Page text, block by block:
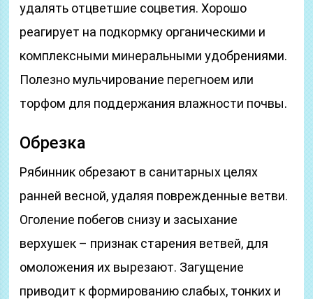
удалять отцветшие соцветия. Хорошо
реагирует на подкормку органическими и
комплексными минеральными удобрениями.
Полезно мульчирование перегноем или
торфом для поддержания влажности почвы.
Обрезка
Рябинник обрезают в санитарных целях
ранней весной, удаляя поврежденные ветви.
Оголение побегов снизу и засыхание
верхушек – признак старения ветвей, для
омоложения их вырезают. Загущение
приводит к формированию слабых, тонких и